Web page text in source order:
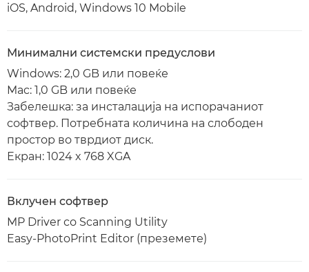
iOS, Android, Windows 10 Mobile
Минимални системски предуслови
Windows: 2,0 GB или повеќе
Mac: 1,0 GB или повеќе
Забелешка: за инсталација на испорачаниот
софтвер. Потребната количина на слободен
простор во тврдиот диск.
Екран: 1024 x 768 XGA
Вклучен софтвер
MP Driver со Scanning Utility
Easy-PhotoPrint Editor (преземете)